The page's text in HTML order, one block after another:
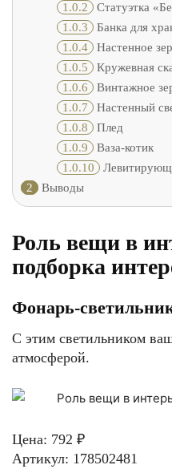
1.0.2
Статуэтка
1.0.3
Банка для
1.0.4
Настенное
1.0.5
Кружевная
1.0.6
Винтажное
1.0.7
Настенный
1.0.8
Плед
1.0.9
Ваза-котик
1.0.10
2
Выводы
Роль вещи в
подборка
Фонарь-
С этим светильником
атмосферой.
Цена: 792 ₽
Артикул: 178502481